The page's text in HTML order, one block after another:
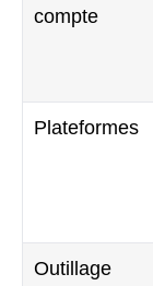
compte
Plateformes
Outillage